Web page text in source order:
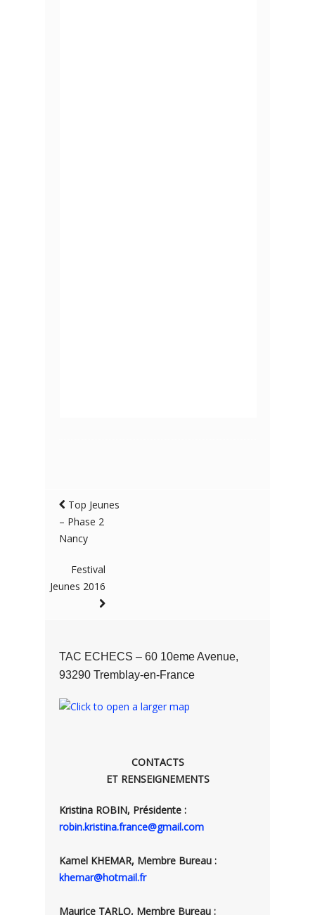
Top Jeunes
– Phase 2
Nancy
Festival
Jeunes 2016
TAC ECHECS – 60 10eme Avenue,
93290 Tremblay-en-France
CONTACTS
ET RENSEIGNEMENTS
Kristina ROBIN, Présidente :
robin.kristina.france@gmail.com
Kamel KHEMAR, Membre Bureau :
khemar@hotmail.fr
Maurice TARLO, Membre Bureau :